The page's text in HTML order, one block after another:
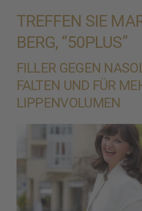
TREFFEN SIE
BERG, “50PLUS”
FILLER GEGEN
FALTEN UND FÜR
LIPPEN­VO­LU­MEN